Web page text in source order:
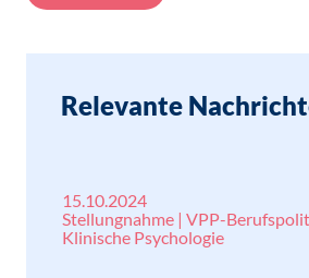
Relevante
15.10.2024
Stellungnahme | VPP-
Klinische Psychologie